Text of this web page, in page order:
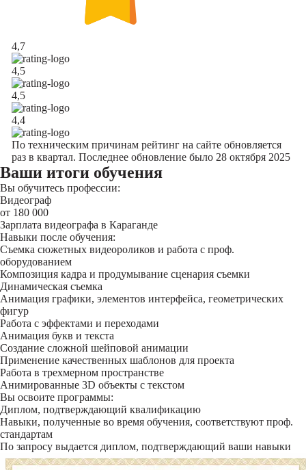
4,7
4,5
4,5
4,4
По техническим причинам рейтинг на сайте обновляется
раз в квартал. Последнее обновление было 28 октября 2025
Ваши итоги обучения
Вы обучитесь профессии:
Видеограф
от 180 000
Зарплата видеографа в Караганде
Навыки после обучения:
Съемка сюжетных видеороликов и работа с проф.
оборудованием
Композиция кадра и продумывание сценария съемки
Динамическая съемка
Анимация графики, элементов интерфейса, геометрических
фигур
Работа с эффектами и переходами
Анимация букв и текста
Создание сложной шейповой анимации
Применение качественных шаблонов для проекта
Работа в трехмерном пространстве
Анимированные 3D объекты с текстом
Вы освоите программы:
Диплом, подтверждающий квалификацию
Навыки, полученные во время обучения, соответствуют проф.
стандартам
По запросу выдается диплом, подтверждающий ваши навыки